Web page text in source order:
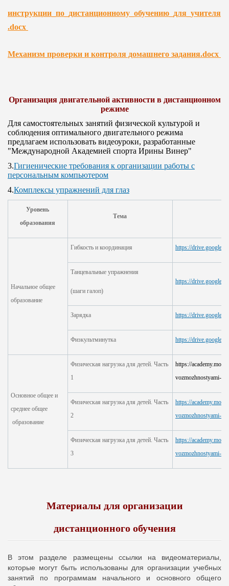
инструкции_по_дистанционному_обучению_для_учителя
.docx
Механизм проверки и контроля домашнего задания.docx
Организация двигательной активности в дистанционном
режиме
Для самостоятельных занятий физической культурой и
соблюдения оптимального двигательного режима
предлагаем использовать видеоуроки, разработанные
"Международной Академией спорта Ирины Винер"
3.Гигиенические требования к организации работы с
персональным компьютером
4.Комплексы упражнений для глаз
Уровень
образования
Тема
Начальное общее
образование
Гибкость и координация https://
Танцевальные упражнения
(шаги галоп)
https://
Зарядка https://
Физкультминутка https://
Основное общее и
среднее общее
образование
Физическая нагрузка для детей. Часть
1
https://
vozmozhnostyami-
Физическая нагрузка для детей. Часть
2
https://
vozmozhnostyami-
Физическая нагрузка для детей. Часть
3
https://
vozmozhnostyami-
Материалы для организации
дистанционного обучения
В этом разделе размещены ссылки на видеоматериалы,
которые могут быть использованы для организации учебных
занятий по программам начального и основного общего